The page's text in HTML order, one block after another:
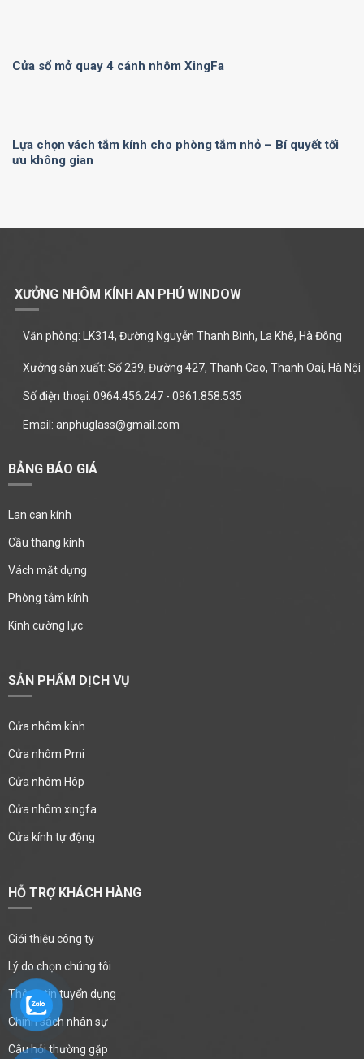
Cửa sổ mở quay 4 cánh nhôm XingFa
Lựa chọn vách tắm kính cho phòng tắm nhỏ – Bí quyết tối
ưu không gian
XƯỞNG NHÔM KÍNH AN PHÚ WINDOW
Văn phòng: LK314, Đường Nguyễn Thanh Bình, La Khê, Hà Đông
Xưởng sản xuất: Số 239, Đường 427, Thanh Cao, Thanh Oai, Hà Nội
Số điện thoại: 0964.456.247 - 0961.858.535
Email: anphuglass@gmail.com
BẢNG BÁO GIÁ
Lan can kính
Cầu thang kính
Vách mặt dựng
Phòng tắm kính
Kính cường lực
SẢN PHẨM DỊCH VỤ
Cửa nhôm kính
Cửa nhôm Pmi
Cửa nhôm Hôp
Cửa nhôm xingfa
Cửa kính tự động
HỖ TRỢ KHÁCH HÀNG
Giới thiệu công ty
Lý do chọn chúng tôi
Thông tin tuyển dụng
Chính sách nhân sự
Câu hỏi thường gặp